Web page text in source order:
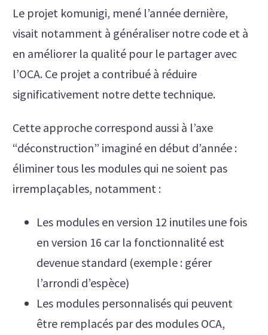
Le projet komunigi, mené l’année dernière,
visait notamment à généraliser notre code et à
en améliorer la qualité pour le partager avec
l’OCA. Ce projet a contribué à réduire
significativement notre dette technique.
Cette approche correspond aussi à l’axe
“déconstruction” imaginé en début d’année :
éliminer tous les modules qui ne soient pas
irremplaçables, notamment :
Les modules en version 12 inutiles une fois
en version 16 car la fonctionnalité est
devenue standard (exemple : gérer
l’arrondi d’espèce)
Les modules personnalisés qui peuvent
être remplacés par des modules OCA,